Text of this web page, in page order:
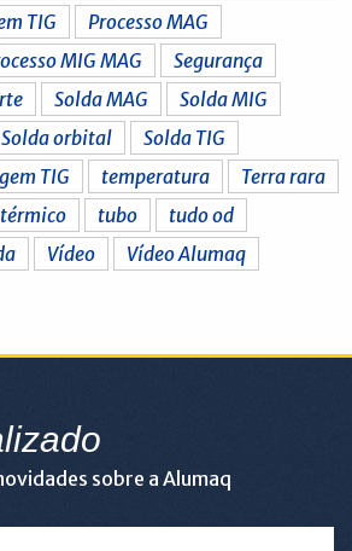
TIG
Processo MAG
MIG MAG
Segurança
Solda MAG
Solda MIG
Solda orbital
Solda TIG
TIG temperatura
Terra rara
tubo
tudo od
Vídeo
Vídeo Alumaq
sobre a Alumaq